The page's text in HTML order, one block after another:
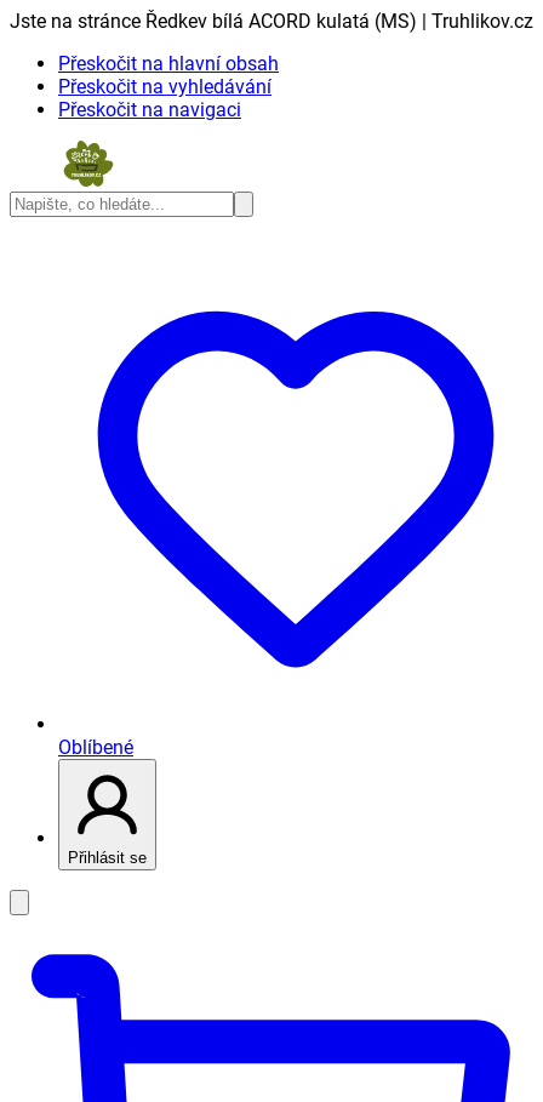
Jste na stránce Ředkev bílá ACORD kulatá (MS) | Truhlikov.cz
Přeskočit na hlavní obsah
Přeskočit na vyhledávání
Přeskočit na navigaci
Oblíbené
Přihlásit se